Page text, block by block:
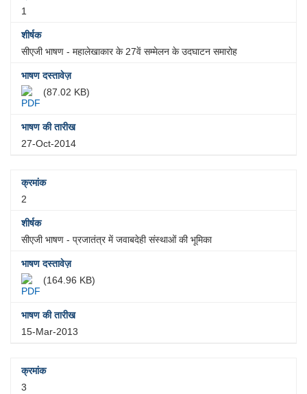
1
सीएजी भाषण - महालेखाकार के 27वें सम्मेलन के उदघाटन समारोह
(87.02 KB)
27-Oct-2014
2
सीएजी भाषण - प्रजातंत्र में जवाबदेही संस्‍थाओं की भूमिका
(164.96 KB)
15-Mar-2013
3